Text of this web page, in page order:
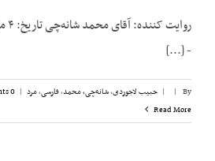
- [...]
By
|
| حبیب لاجوردی,شانه‌چی، محمد,فارسی,مرد |
0 Comments
Read More